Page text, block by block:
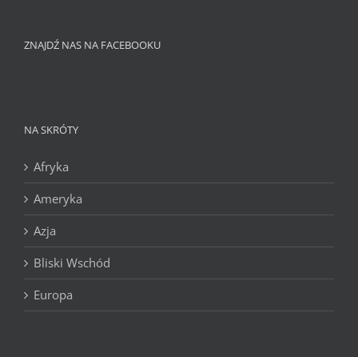
ZNAJDŹ NAS NA FACEBOOKU
NA SKRÓTY
Afryka
Ameryka
Azja
Bliski Wschód
Europa